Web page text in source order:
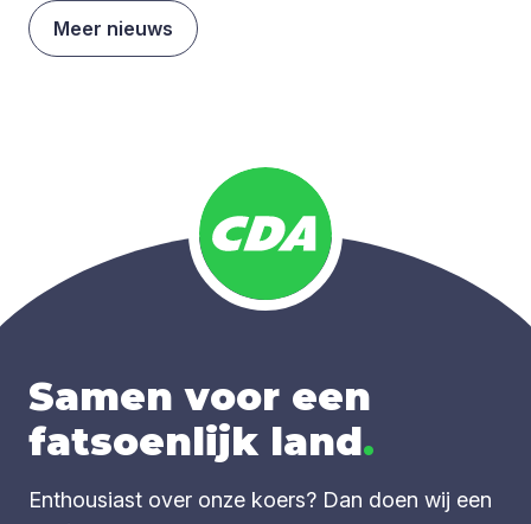
Meer nieuws
Samen voor een
fatsoenlijk land.
Enthousiast over onze koers? Dan doen wij een